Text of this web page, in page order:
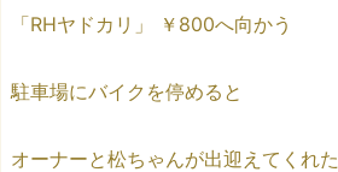
「RHヤドカリ」 ￥800へ向かう
駐車場にバイクを停めると
オーナーと松ちゃんが出迎えてくれた